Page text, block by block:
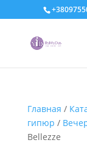
Главная /
гипюр /
Bellezze